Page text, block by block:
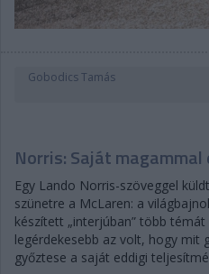
Gobodics Tamás
Norris: Saját
Egy Lando Norris-szöveggel
szünetre a McLaren: a
készített „interjúban” több
legérdekesebb az volt, hogy mit
győztese a saját eddigi